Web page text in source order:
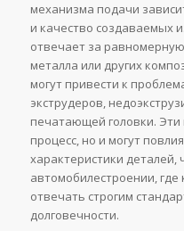
механизма подачи
и качество создаваемых
отвечает за
металла или других
могут привести к
экструдеров,
печатающей головки.
процесс, но и могут
характеристики деталей,
автомобилестроении,
отвечать строгим
долговечности.